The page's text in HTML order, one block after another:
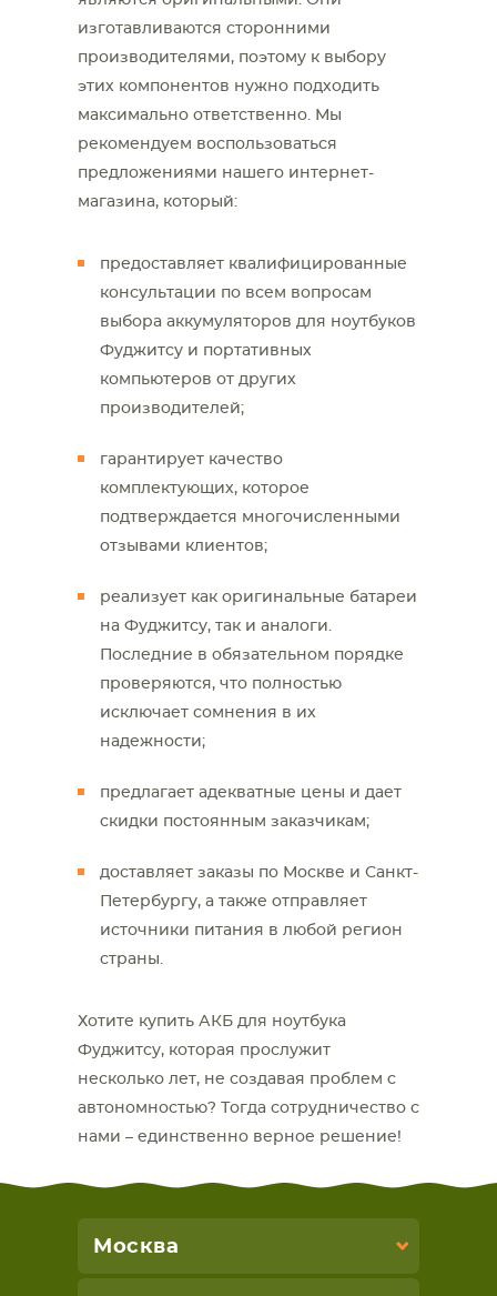
изготавливаются сторонними
производителями, поэтому к выбору
этих компонентов нужно подходить
максимально ответственно. Мы
рекомендуем воспользоваться
предложениями нашего интернет-
магазина, который:
предоставляет квалифицированные
консультации по всем вопросам
выбора аккумуляторов для ноутбуков
Фуджитсу и портативных
компьютеров от других
производителей;
гарантирует качество
комплектующих, которое
подтверждается многочисленными
отзывами клиентов;
реализует как оригинальные батареи
на Фуджитсу, так и аналоги.
Последние в обязательном порядке
проверяются, что полностью
исключает сомнения в их
надежности;
предлагает адекватные цены и дает
скидки постоянным заказчикам;
доставляет заказы по Москве и Санкт-
Петербургу, а также отправляет
источники питания в любой регион
страны.
Хотите купить АКБ для ноутбука
Фуджитсу, которая прослужит
несколько лет, не создавая проблем с
автономностью? Тогда сотрудничество с
нами – единственно верное решение!
Москва